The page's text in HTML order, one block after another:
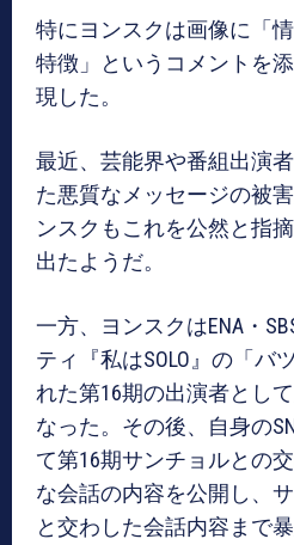
特にヨンスクは画像に「
特徴」というコメントを
現した。
最近、芸能界や番組出演
た悪質なメッセージの被
ンスクもこれを公然と指
出たようだ。
一方、ヨンスクはENA・
ティ『私はSOLO』の「バ
れた第16期の出演者とし
なった。その後、自身の
て第16期サンチョルとの
な会話の内容を公開し、
と交わした会話内容まで暴